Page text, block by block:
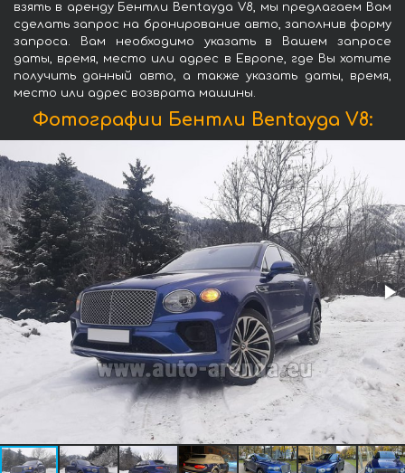
взять в аренду Бентли Bentayga V8, мы предлагаем Вам
сделать запрос на бронирование авто, заполнив форму
запроса. Вам необходимо указать в Вашем запросе
даты, время, место или адрес в Европе, где Вы хотите
получить данный авто, а также указать даты, время,
место или адрес возврата машины.
Фотографии Бентли Bentayga V8: